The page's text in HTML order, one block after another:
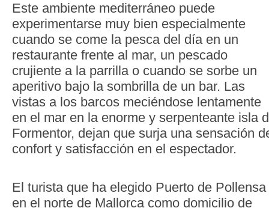
Este ambiente mediterráneo puede
experimentarse muy bien especialmente
cuando se come la pesca del día en un
restaurante frente al mar, un pescado
crujiente a la parrilla o cuando se sorbe un
aperitivo bajo la sombrilla de un bar. Las
vistas a los barcos meciéndose lentamente
en el mar en la enorme y serpenteante isla
Formentor, dejan que surja una sensación
confort y satisfacción en el espectador.
El turista que ha elegido Puerto de Pollensa
en el norte de Mallorca como domicilio de